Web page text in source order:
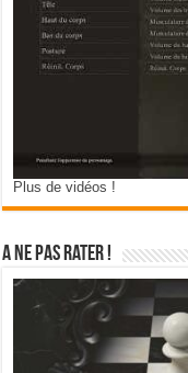
Plus de vidéos !
A ne pas rater !